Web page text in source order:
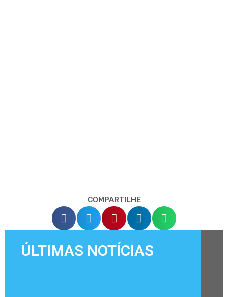
COMPARTILHE
ÚLTIMAS NOTÍCIAS